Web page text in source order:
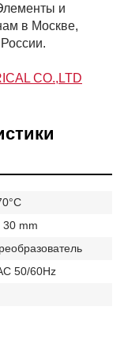
и
в Москве,
CO.,LTD
30 mm
50/60Hz